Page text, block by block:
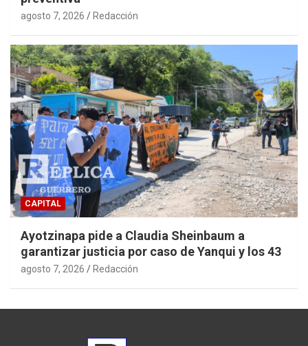
agosto 7, 2026 Redacción
CAPITAL
Ayotzinapa pide a Claudia Sheinbaum a
garantizar justicia por caso de Yanqui y los 43
agosto 7, 2026 Redacción